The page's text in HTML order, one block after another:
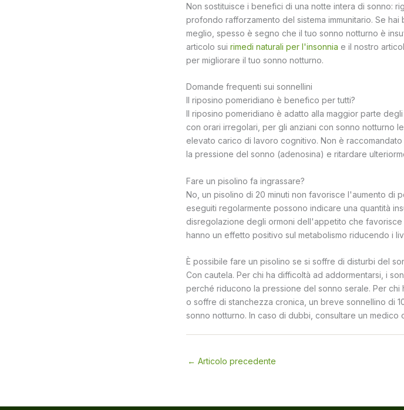
Non sostituisce i benefici di una notte intera di sonno:
profondo rafforzamento del sistema immunitario. Se
meglio, spesso è segno che il tuo sonno notturno è
articolo sui rimedi naturali per l'insonnia e il nostro
per migliorare il tuo sonno notturno.
Domande frequenti sui sonnellini
Il riposino pomeridiano è benefico per tutti?
Il riposino pomeridiano è adatto alla maggior parte
con orari irregolari, per gli anziani con sonno notturno
elevato carico di lavoro cognitivo. Non è
la pressione del sonno (adenosina) e ritardare
Fare un pisolino fa ingrassare?
No, un pisolino di 20 minuti non favorisce l'aumento di
eseguiti regolarmente possono indicare una quantità
disregolazione degli ormoni dell'appetito che
hanno un effetto positivo sul metabolismo riducendo i
È possibile fare un pisolino se si soffre di disturbi del
Con cautela. Per chi ha difficoltà ad addormentarsi, i
perché riducono la pressione del sonno serale. Per
o soffre di stanchezza cronica, un breve sonnellino di
sonno notturno. In caso di dubbi, consultare un medico
← Articolo precedente